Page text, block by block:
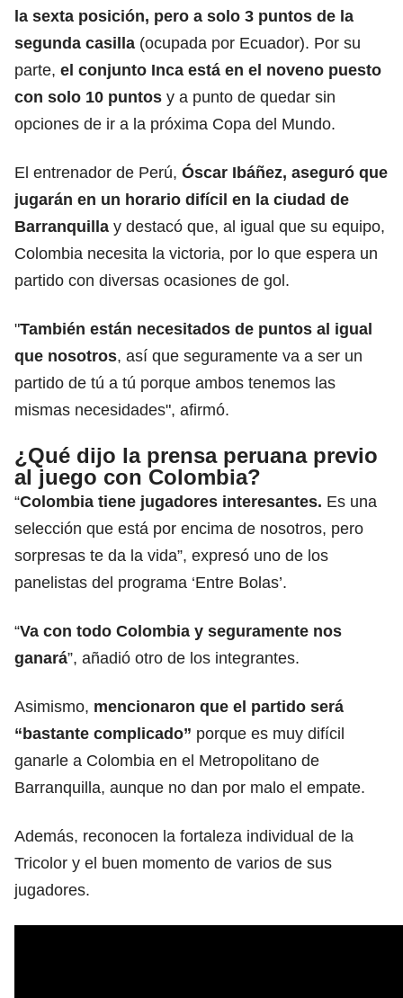
la sexta posición, pero a solo 3 puntos de la
segunda casilla (ocupada por Ecuador). Por su
parte, el conjunto Inca está en el noveno puesto
con solo 10 puntos y a punto de quedar sin
opciones de ir a la próxima Copa del Mundo.
El entrenador de Perú, Óscar Ibáñez, aseguró que
jugarán en un horario difícil en la ciudad de
Barranquilla y destacó que, al igual que su equipo,
Colombia necesita la victoria, por lo que espera un
partido con diversas ocasiones de gol.
"También están necesitados de puntos al igual
que nosotros, así que seguramente va a ser un
partido de tú a tú porque ambos tenemos las
mismas necesidades", afirmó.
¿Qué dijo la prensa peruana previo
al juego con Colombia?
“Colombia tiene jugadores interesantes. Es una
selección que está por encima de nosotros, pero
sorpresas te da la vida”, expresó uno de los
panelistas del programa ‘Entre Bolas’.
“Va con todo Colombia y seguramente nos
ganará”, añadió otro de los integrantes.
Asimismo, mencionaron que el partido será
“bastante complicado” porque es muy difícil
ganarle a Colombia en el Metropolitano de
Barranquilla, aunque no dan por malo el empate.
Además, reconocen la fortaleza individual de la
Tricolor y el buen momento de varios de sus
jugadores.